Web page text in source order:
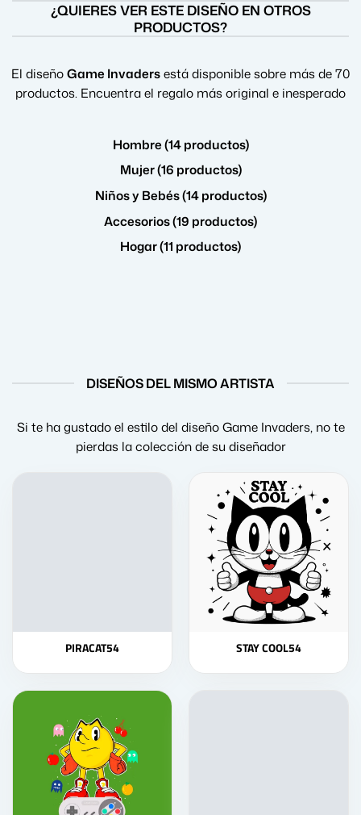
¿QUIERES VER ESTE DISEÑO EN OTROS
PRODUCTOS?
El diseñoGame Invadersestá disponible sobre más de 70
productos. Encuentra el regalo más original e inesperado
Hombre (14 productos)
Mujer (16 productos)
Niños y Bebés (14 productos)
Accesorios (19 productos)
Hogar (11 productos)
DISEÑOS DEL MISMO ARTISTA
Si te ha gustado el estilo del diseño Game Invaders, no te
pierdas la colección de su diseñador
PIRACAT54 STAY COOL54